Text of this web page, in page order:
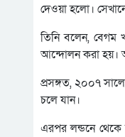
দেওয়া হলো।
তিনি বলেন, বেগম
আন্দোলন করা হয়।
প্রসঙ্গত, ২০০৭
চলে যান।
এরপর লন্ডনে থেকে